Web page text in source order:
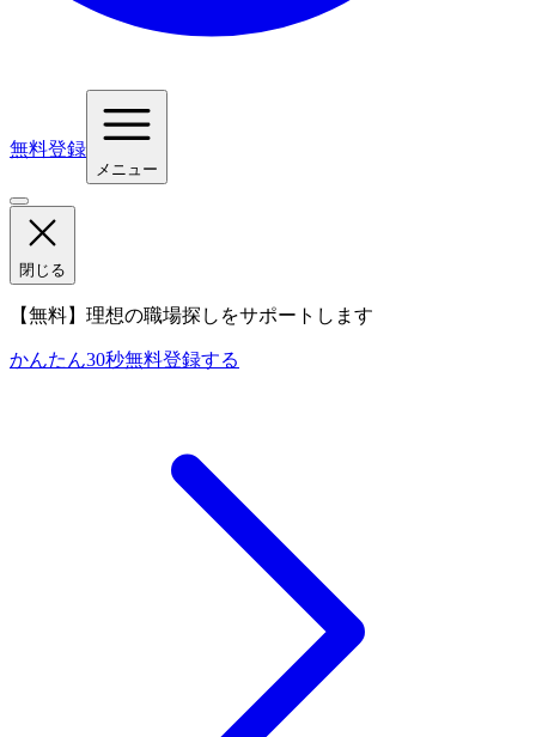
無料登録
メニュー
閉じる
【無料】理想の職場探しをサポートします
かんたん30秒無料登録する